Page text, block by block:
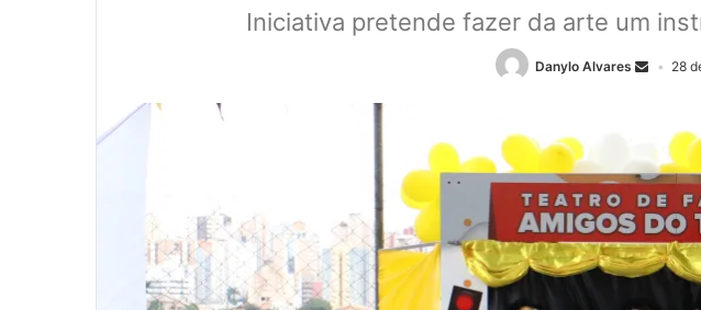
Iniciativa pretende fazer da arte um
Danylo Alvares 28